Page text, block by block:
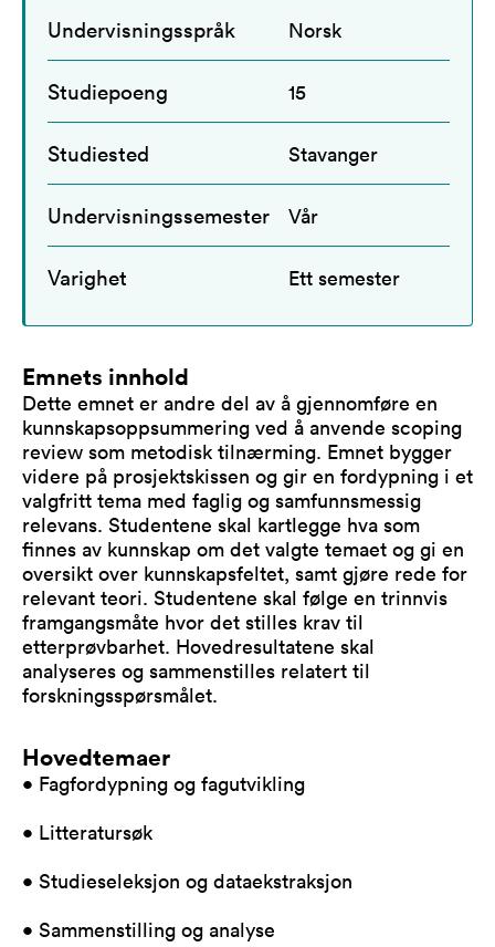
Undervisningsspråk Norsk
Studiepoeng 15
Studiested Stavanger
Undervisningssemester Vår
Varighet Ett semester
Emnets innhold
Dette emnet er andre del av å gjennomføre en
kunnskapsoppsummering ved å anvende scoping
review som metodisk tilnærming. Emnet bygger
videre på prosjektskissen og gir en fordypning i et
valgfritt tema med faglig og samfunnsmessig
relevans. Studentene skal kartlegge hva som
finnes av kunnskap om det valgte temaet og gi en
oversikt over kunnskapsfeltet, samt gjøre rede for
relevant teori. Studentene skal følge en trinnvis
framgangsmåte hvor det stilles krav til
etterprøvbarhet. Hovedresultatene skal
analyseres og sammenstilles relatert til
forskningsspørsmålet.
Hovedtemaer
• Fagfordypning og fagutvikling
• Litteratursøk
• Studieseleksjon og dataekstraksjon
• Sammenstilling og analyse